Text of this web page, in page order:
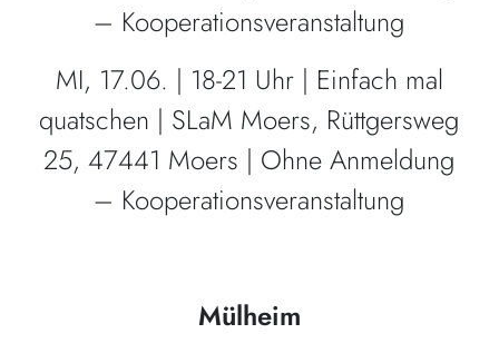
– Kooperationsveranstaltung
MI, 17.06. | 18-21 Uhr | Einfach mal
quatschen | SLaM Moers, Rüttgersweg
25, 47441 Moers | Ohne Anmeldung
– Kooperationsveranstaltung
Mülheim